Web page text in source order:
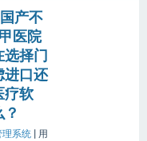
产不
医院
选择门
进口还
疗软
理系统
用